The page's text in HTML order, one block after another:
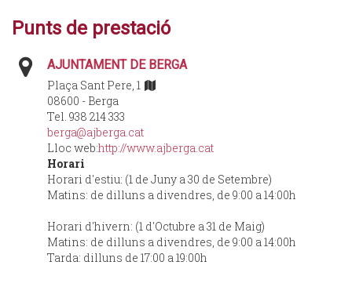
Punts de prestació
AJUNTAMENT DE BERGA
Plaça Sant Pere, 1
08600 - Berga
Tel. 938 214 333
berga@ajberga.cat
Lloc web:http://www.ajberga.cat
Horari
Horari d'estiu: (1 de Juny a 30 de Setembre)
Matins: de dilluns a divendres, de 9:00 a 14:00h
Horari d'hivern: (1 d'Octubre a 31 de Maig)
Matins: de dilluns a divendres, de 9:00 a 14:00h
Tarda: dilluns de 17:00 a 19:00h